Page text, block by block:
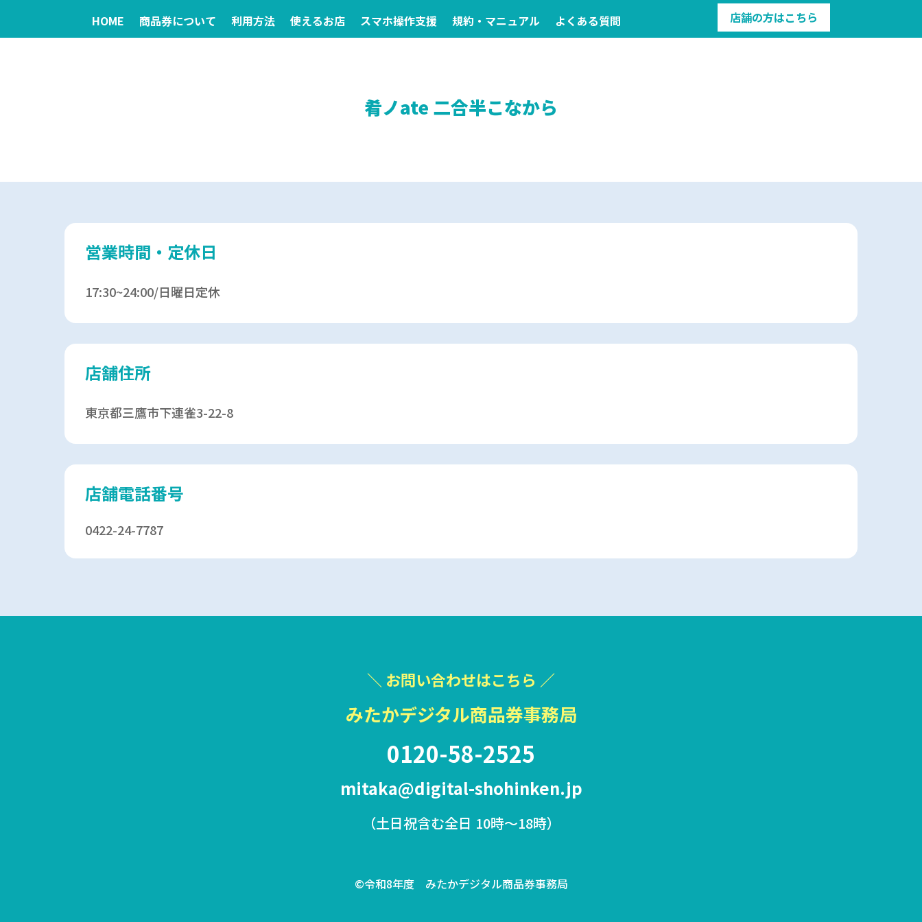
HOME 商品券について 利用方法 使えるお店 スマホ操作支援 規約・マニュアル よくある質問 店舗の方はこちら
肴ノate 二合半こなから
営業時間・定休日
17:30~24:00/日曜日定休
店舗住所
東京都三鷹市下連雀3-22-8
店舗電話番号
0422-24-7787
＼ お問い合わせはこちら ／
みたかデジタル商品券事務局
0120-58-2525
mitaka@digital-shohinken.jp
（土日祝含む全日 10時〜18時）
©令和8年度 みたかデジタル商品券事務局